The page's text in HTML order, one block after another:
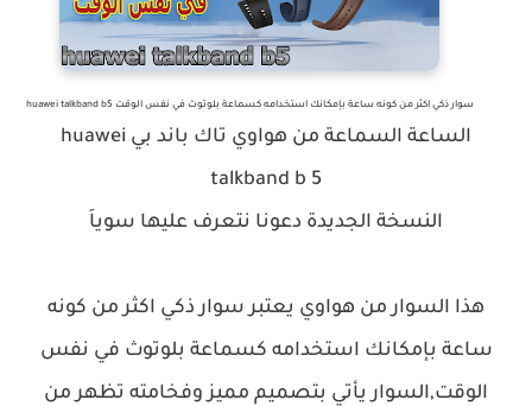
سوار ذكي اكثر من كونه ساعة بإمكانك استخدامه كسماعة بلوتوث في نفس الوقت huawei talkband b5
الساعة السماعة من هواوي تاك باند بي huawei
talkband b 5
النسخة الجديدة دعونا نتعرف عليها سوياَ
هذا السوار من هواوي يعتبر سوار ذكي اكثر من كونه
ساعة بإمكانك استخدامه كسماعة بلوتوث في نفس
الوقت,السوار يأتي بتصميم مميز وفخامته تظهر من